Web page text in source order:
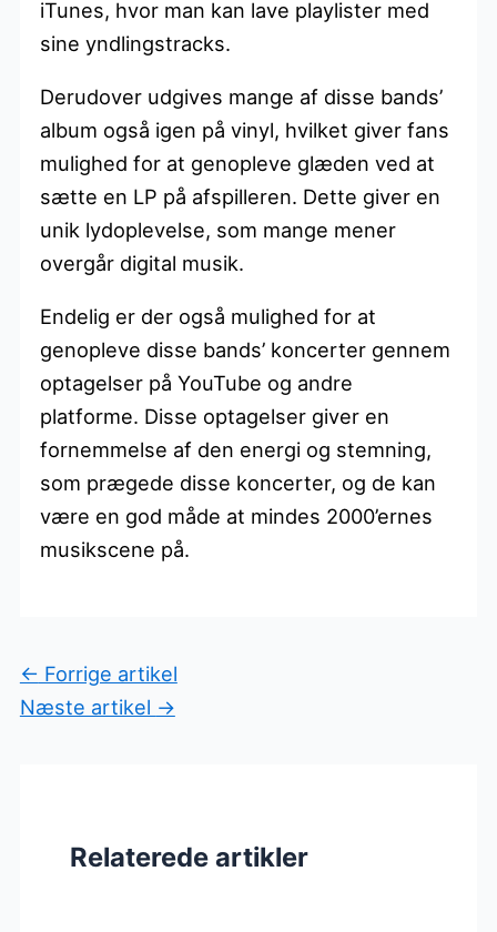
iTunes, hvor man kan lave playlister med
sine yndlingstracks.
Derudover udgives mange af disse bands’
album også igen på vinyl, hvilket giver fans
mulighed for at genopleve glæden ved at
sætte en LP på afspilleren. Dette giver en
unik lydoplevelse, som mange mener
overgår digital musik.
Endelig er der også mulighed for at
genopleve disse bands’ koncerter gennem
optagelser på YouTube og andre
platforme. Disse optagelser giver en
fornemmelse af den energi og stemning,
som prægede disse koncerter, og de kan
være en god måde at mindes 2000’ernes
musikscene på.
← Forrige artikel
Næste artikel →
Relaterede artikler